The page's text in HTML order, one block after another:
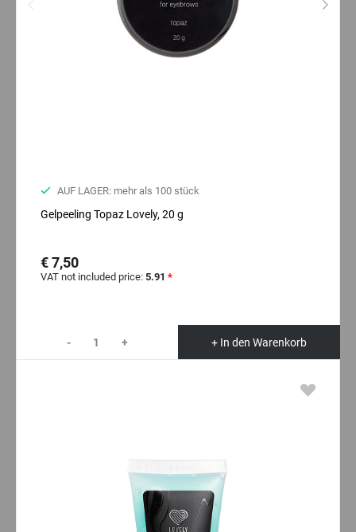
AUF LAGER: mehr als 100 stück
Gelpeeling Topaz Lovely, 20 g
€ 7,50
VAT not included price: 5.91 *
- + + In den Warenkorb